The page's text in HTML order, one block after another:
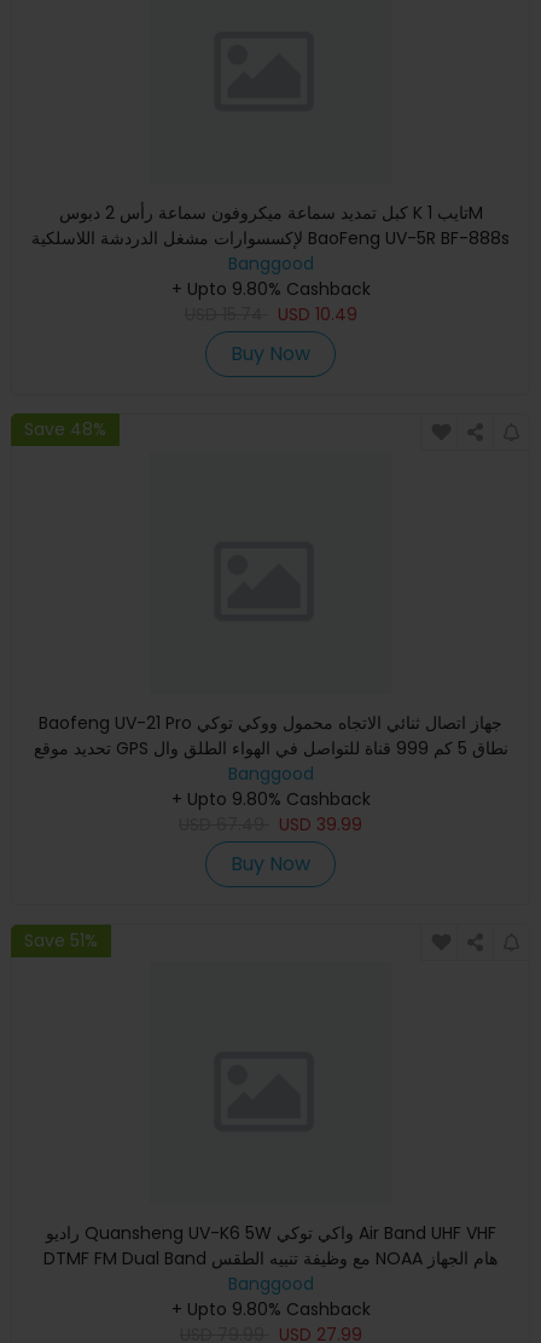
كبل تمديد سماعة ميكروفون سماعة رأس 2 دبوس K تايب 1M
لإكسسوارات مشغل الدردشة اللاسلكية BaoFeng UV-5R BF-888s
Banggood
+ Upto 9.80% Cashback
USD 10.49
Buy Now
Save 48%
Baofeng UV-21 Pro جهاز اتصال ثنائي الاتجاه محمول ووكي توكي
تحديد موقع GPS نطاق 5 كم 999 قناة للتواصل في الهواء الطلق وال
Banggood
+ Upto 9.80% Cashback
USD 39.99
Buy Now
Save 51%
راديو Quansheng UV-K6 5W واكي توكي Air Band UHF VHF
DTMF FM Dual Band مع وظيفة تنبيه الطقس NOAA هام الجهاز
الارسال والاس
Banggood
+ Upto 9.80% Cashback
USD 27.99